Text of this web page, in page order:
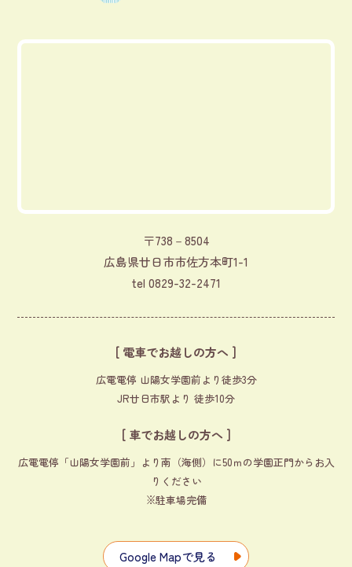
〒738－8504
広島県廿日市市佐方本町1-1
tel 0829-32-2471
[ 電車でお越しの方へ ]
広電電停 山陽女学園前より徒歩3分
JR廿日市駅より 徒歩10分
[ 車でお越しの方へ ]
広電電停「山陽女学園前」より南（海側）に50ｍの学園正門からお入
りください
※駐車場完備
Google Mapで見る